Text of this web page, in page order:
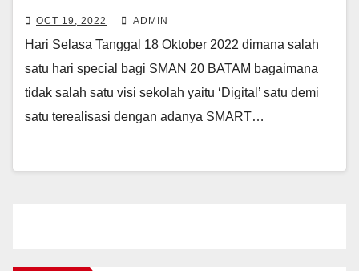
LANCAR
OCT 19, 2022 ADMIN
Hari Selasa Tanggal 18 Oktober 2022 dimana salah
satu hari special bagi SMAN 20 BATAM bagaimana
tidak salah satu visi sekolah yaitu ‘Digital’ satu demi
satu terealisasi dengan adanya SMART…